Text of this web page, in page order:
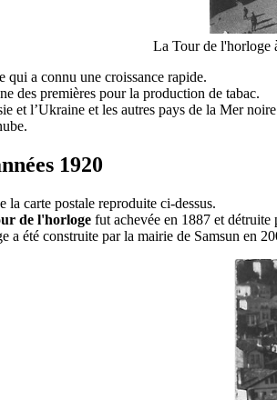
La Tour de l'horloge
qui a connu une croissance rapide.
des premières pour la production de tabac.
et l’Ukraine et les autres pays de la Mer
1920
la carte postale reproduite ci-dessus.
de l'horloge fut achevée en 1887 et
a été construite par la mairie de Samsun en